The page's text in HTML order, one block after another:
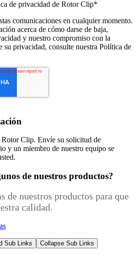
de privacidad de Rotor Clip*
comunicaciones en cualquier momento.
acerca de cómo darse de baja,
y nuestro compromiso con la
su privacidad, consulte nuestra Política de
Rotor Clip. Envíe su solicitud de
y un miembro de nuestro equipo se
de nuestros productos?
de nuestros productos para que
calidad.
Sub Links Collapse Sub Links